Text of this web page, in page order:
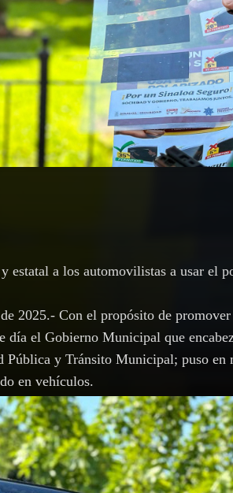
estatal a los automovilistas a usar el
2025.- Con el propósito de
día el Gobierno Municipal que
Pública y Tránsito Municipal; puso en
en vehículos.